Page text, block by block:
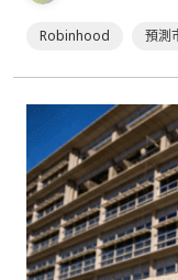
Robinhood 預測